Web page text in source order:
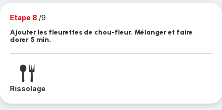
Etape 8 /9
Ajouter les fleurettes de chou-fleur. Mélanger et faire
dorer 5 min.
Rissolage